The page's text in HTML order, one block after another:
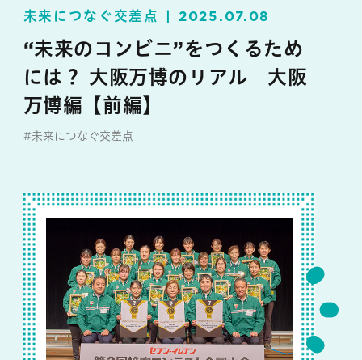
未来につなぐ交差点 2025.07.08
“未来のコンビニ”をつくるため
には？ 大阪万博のリアル 大阪
万博編【前編】
#未来につなぐ交差点